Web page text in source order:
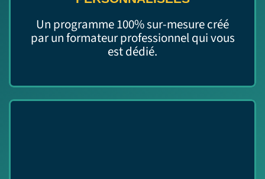
Un programme 100% sur-mesure créé
par un formateur professionnel qui vous
est dédié.